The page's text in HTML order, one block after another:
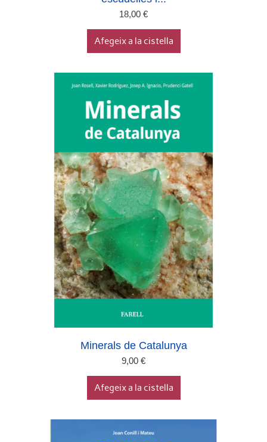
18,00 €
Afegeix a la cistella
Minerals de Catalunya
9,00 €
Afegeix a la cistella